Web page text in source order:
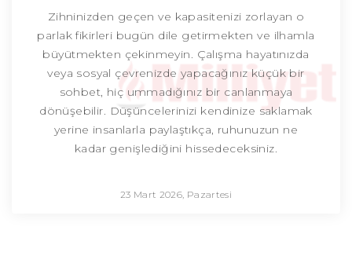
Zihninizden geçen ve kapasitenizi zorlayan o
parlak fikirleri bugün dile getirmekten ve ilhamla
büyütmekten çekinmeyin. Çalışma hayatınızda
veya sosyal çevrenizde yapacağınız küçük bir
sohbet, hiç ummadığınız bir canlanmaya
dönüşebilir. Düşüncelerinizi kendinize saklamak
yerine insanlarla paylaştıkça, ruhunuzun ne
kadar genişlediğini hissedeceksiniz.
23 Mart 2026, Pazartesi